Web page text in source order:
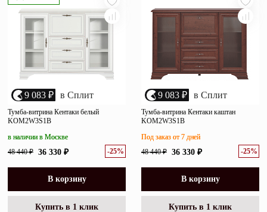
Матрасы
Прихожие
Освещение
Декор
О нас
Наши салоны
Покупателям
Дизайнерам и архитекторам
9 083 ₽ в Сплит
Тумба-витрина Кентаки белый
KOM2W3S1B
48 440 ₽ 36 330 ₽ -25%
в наличии в Москве
В корзину
Купить в 1 клик
9 083 ₽ в Сплит
Тумба-витрина Кентаки каштан
KOM2W3S1B
48 440 ₽ 36 330 ₽ -25%
Под заказ от 7 дней
В корзину
Купить в 1 клик